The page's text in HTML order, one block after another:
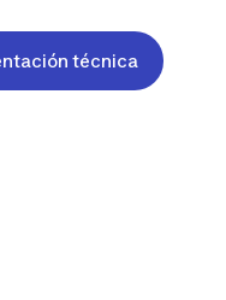
técnica